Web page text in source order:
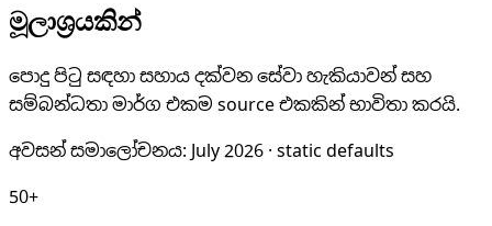
මූලාශ්‍රයකින්
පොදු පිටු සඳහා සහාය දක්වන සේවා හැකියාවන් සහ
සම්බන්ධතා මාර්ග එකම source එකකින් භාවිතා කරයි.
අවසන් සමාලෝචනය: July 2026 · static defaults
50+